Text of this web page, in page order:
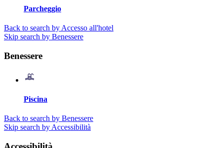
Parcheggio
Back to search by Accesso all'hotel
Skip search by Benessere
Benessere
Piscina
Back to search by Benessere
Skip search by Accessibilità